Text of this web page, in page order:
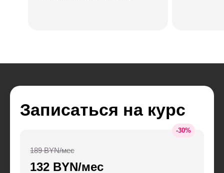
Записаться на курс
-30%
132 BYN/мес
189 BYN/мес